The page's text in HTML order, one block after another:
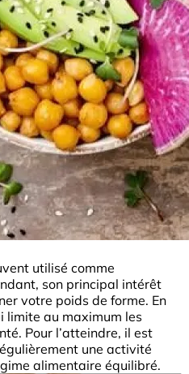
utilisé comme
son principal intérêt
votre poids de forme. En
limite au maximum les
Pour l’atteindre, il est
une activité
alimentaire équilibré.